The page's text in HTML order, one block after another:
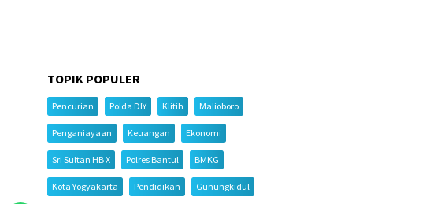
TOPIK POPULER
Pencurian Polda DIY Klitih Malioboro
Penganiayaan Keuangan Ekonomi
Sri Sultan HB X Polres Bantul BMKG
Kota Yogyakarta Pendidikan Gunungkidul